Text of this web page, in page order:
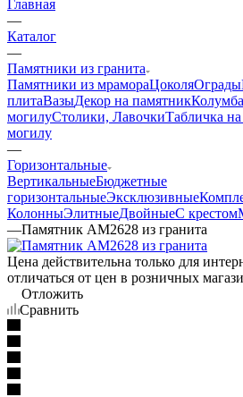
Главная
—
Каталог
—
Памятники из гранита
Памятники из мрамораЦоколяОграды
плитаВазыДекор на памятник
могилуСтолики, ЛавочкиТабличка
могилу
—
Горизонтальные
ВертикальныеБюджетные
горизонтальныеЭксклюзивные
КолонныЭлитныеДвойныеС крестом
—Памятник AM2628 из гранита
Цена действительна только для
отличаться от цен в розничных
Отложить
Сравнить